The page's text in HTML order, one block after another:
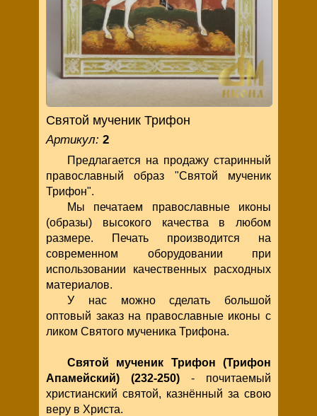
Святой мученик Трифон
Артикул: 2
Предлагается на продажу старинный
православный образ "Святой мученик
Трифон".
Мы печатаем православные иконы
(образы) высокого качества в любом
размере. Печать производится на
современном оборудовании при
использовании качественных расходных
материалов.
У нас можно сделать большой
оптовый заказ на православные иконы с
ликом Святого мученика Трифона.
Святой мученик Трифон (Трифон
Апамейский) (232-250) - почитаемый
христианский святой, казнённый за свою
веру в Христа.